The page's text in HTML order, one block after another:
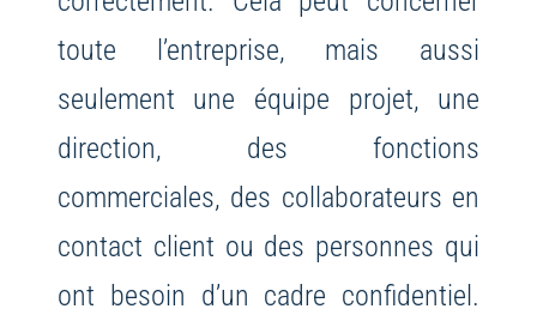
toute l’entreprise, mais aussi
seulement une équipe projet, une
direction, des fonctions
commerciales, des collaborateurs en
contact client ou des personnes qui
ont besoin d’un cadre confidentiel.